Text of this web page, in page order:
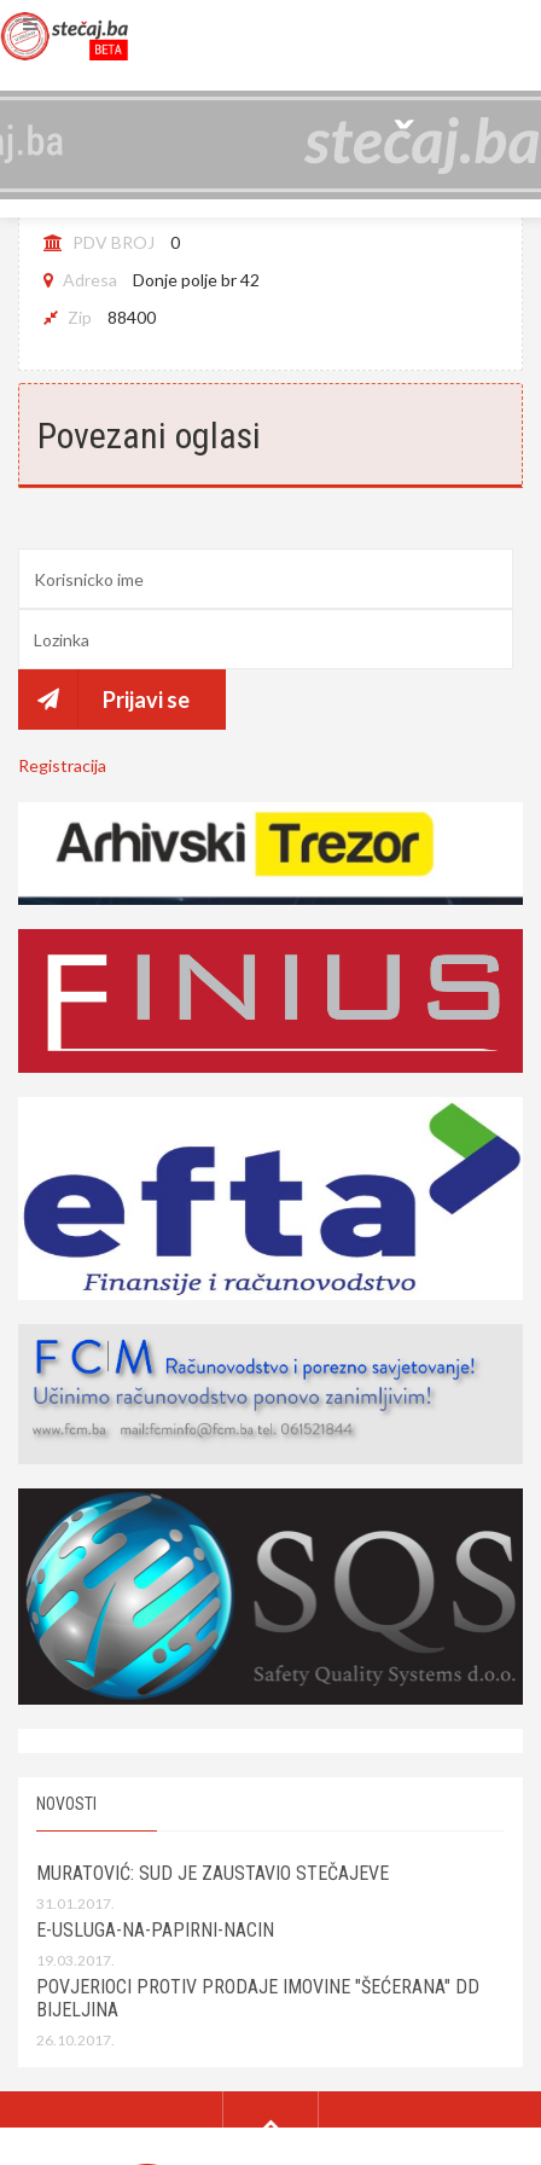
UNIS D.O.O. KONJIC U STEČAJU
JIB 4227098790003
PDV BROJ
0
Adresa
Donje polje br 42
Zip
88400
Povezani oglasi
Prijavi se
Registracija
NOVOSTI
MURATOVIĆ: SUD JE ZAUSTAVIO STEČAJEVE
31.01.2017.
E-USLUGA-NA-PAPIRNI-NACIN
19.03.2017.
POVJERIOCI PROTIV PRODAJE IMOVINE "ŠEĆERANA" DD
BIJELJINA
26.10.2017.